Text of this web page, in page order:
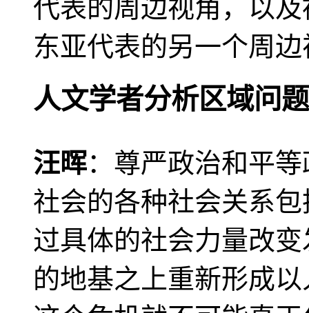
代表的周边视角，以
东亚代表的另一个周
人文学者分析区域问题
汪晖：尊严政治和平
社会的各种社会关系
过具体的社会力量改
的地基之上重新形成